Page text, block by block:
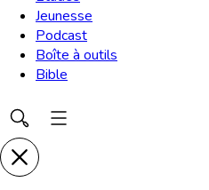
Jeunesse
Podcast
Boîte à outils
Bible